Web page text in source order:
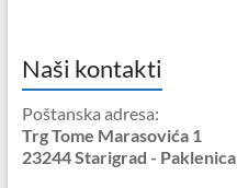
Naši kontakti
Poštanska adresa:
Trg Tome Marasovića 1
23244 Starigrad - Paklenica